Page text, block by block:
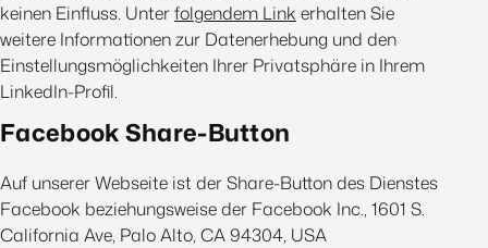
keinen Einfluss. Unterfolgendem Link erhalten Sie
weitere Informationen zur Datenerhebung und den
Einstellungsmöglichkeiten Ihrer Privatsphäre in Ihrem
LinkedIn-Profil.
Facebook Share-Button
Auf unserer Webseite ist der Share-Button des Dienstes
Facebook beziehungsweise der Facebook Inc., 1601 S.
California Ave, Palo Alto, CA 94304, USA